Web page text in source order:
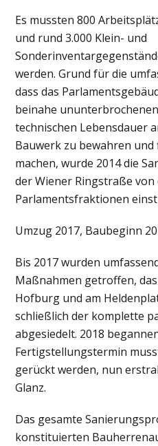
Es mussten 800
und rund 3.000 Klein- und
werden. Grund für die
dass das
beinahe
technischen Lebensdauer
Bauwerk zu bewahren
machen, wurde 2014 die
der Wiener Ringstraße von
Parlamentsfraktionen
Umzug 2017, Baubeginn
Bis 2017 wurden
Maßnahmen getroffen,
Hofburg und am
schließlich der komplette
abgesiedelt. 2018
Fertigstellungstermin
gerückt werden, nun
Glanz.
Das gesamte
konstituierten